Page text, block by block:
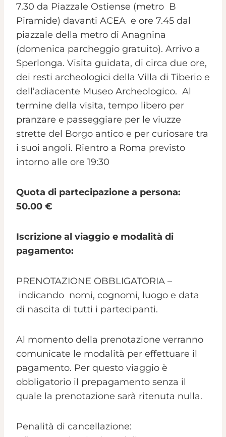
7.30 da Piazzale Ostiense (metro B
Piramide) davanti ACEA e ore 7.45 dal
piazzale della metro di Anagnina
(domenica parcheggio gratuito). Arrivo a
Sperlonga. Visita guidata, di circa due ore,
dei resti archeologici della Villa di Tiberio e
dell’adiacente Museo Archeologico. Al
termine della visita, tempo libero per
pranzare e passeggiare per le viuzze
strette del Borgo antico e per curiosare tra
i suoi angoli. Rientro a Roma previsto
intorno alle ore 19:30
Quota di partecipazione a persona:
50.00 €
Iscrizione al viaggio e modalità di
pagamento:
PRENOTAZIONE OBBLIGATORIA –
indicando nomi, cognomi, luogo e data
di nascita di tutti i partecipanti.
Al momento della prenotazione verranno
comunicate le modalità per effettuare il
pagamento. Per questo viaggio è
obbligatorio il prepagamento senza il
quale la prenotazione sarà ritenuta nulla.
Penalità di cancellazione: